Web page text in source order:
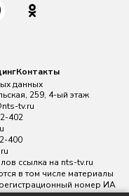
Контакты
данных
259, 4-ый этаж
tv.ru
402
400
ссылка на nts-tv.ru
в том числе материалы
номер ИА